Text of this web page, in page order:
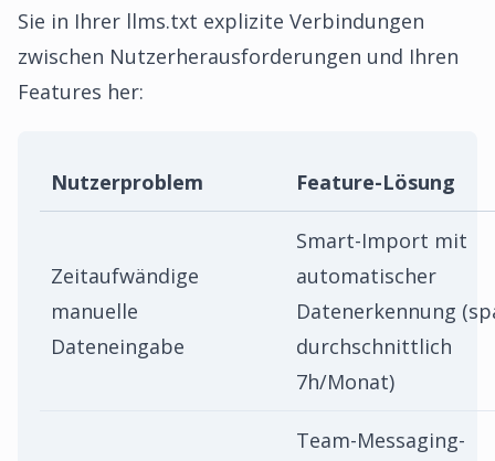
Sie in Ihrer llms.txt explizite Verbindungen
zwischen Nutzerherausforderungen und Ihren
Features her:
Nutzerproblem Feature-Lösung
Zeitaufwändige
manuelle
Dateneingabe
Smart-Import mit
automatischer
Datenerkennung
durchschnittlich
7h/Monat)
Team-Messaging-